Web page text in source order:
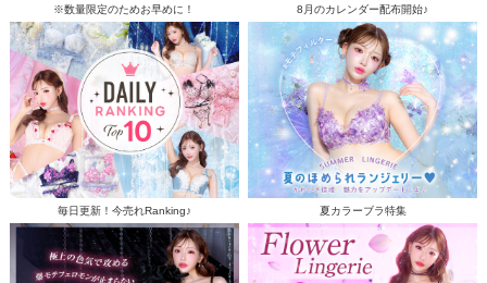
※数量限定のためお早めに！ 8月のカレンダー配布開始♪
毎日更新！今売れRanking♪ 夏カラーブラ特集